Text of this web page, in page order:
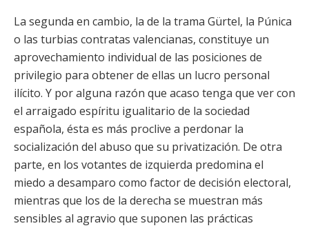
La segunda en cambio, la de la trama Gürtel, la Púnica
o las turbias contratas valencianas, constituye un
aprovechamiento individual de las posiciones de
privilegio para obtener de ellas un lucro personal
ilícito. Y por alguna razón que acaso tenga que ver con
el arraigado espíritu igualitario de la sociedad
española, ésta es más proclive a perdonar la
socialización del abuso que su privatización. De otra
parte, en los votantes de izquierda predomina el
miedo a desamparo como factor de decisión electoral,
mientras que los de la derecha se muestran más
sensibles al agravio que suponen las prácticas